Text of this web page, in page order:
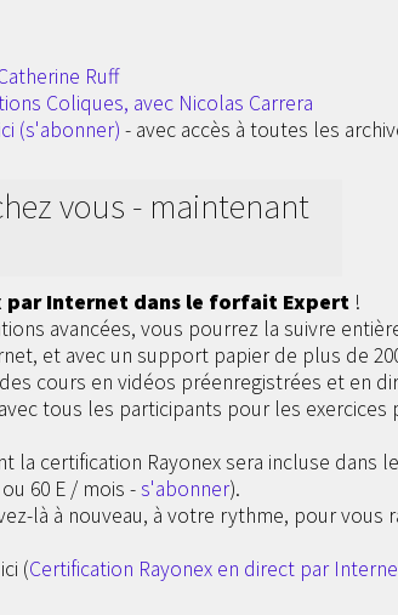
Ruff
Coliques, avec Nicolas Carrera
(s'abonner) - avec accès à toutes les
vous - maintenant
Internet dans le forfait Expert !
avancées, vous pourrez la suivre
et avec un support papier de plus de
cours en vidéos préenregistrées et en
tous les participants pour les exercices
certification Rayonex sera incluse dans
60 E / mois -s'abonner).
là à nouveau, à votre rythme, pour vous
(Certification Rayonex en direct par